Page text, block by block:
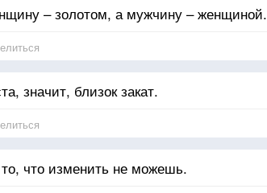
– золотом, а мужчину – женщиной.
значит, близок закат.
что изменить не можешь.